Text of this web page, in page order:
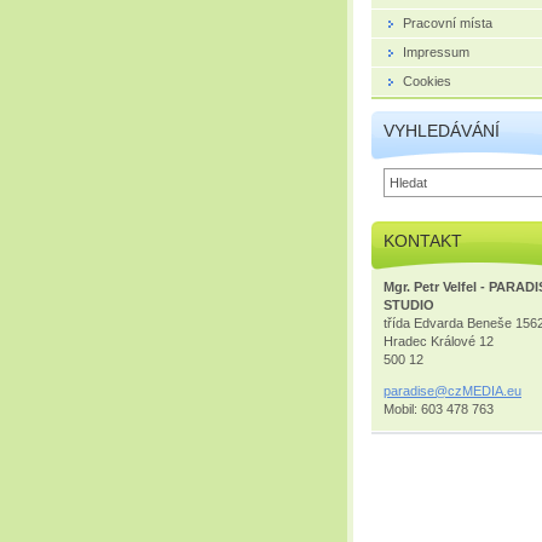
Pracovní místa
Impressum
Cookies
VYHLEDÁVÁNÍ
KONTAKT
Mgr. Petr Velfel -
STUDIO
třída Edvarda Beneše
Hradec Králové 12
500 12
paradise@czMEDIA .eu
Mobil: 603 478 763